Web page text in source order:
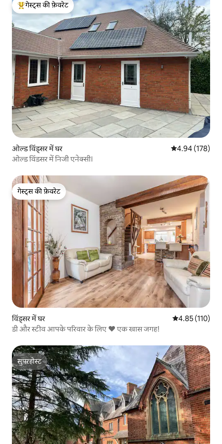
गेस्ट्स का टॉप फ़ेवरेट
गेस्ट्स की फ़ेवरेट
ओल्ड विंड्सर में घर औसत रेटिंग 5 में से
4.94 (178)
ओल्ड विंडसर में निजी एनेक्सी।
गेस्ट्स की फ़ेवरेट
गेस्ट्स की फ़ेवरेट
विंड्सर में घर औसत रेटिंग 5 में से
4.85 (110)
डी और स्टीव आपके परिवार के लिए ❤ एक खास जगह!
सुपरहोस्ट
सुपरहोस्ट